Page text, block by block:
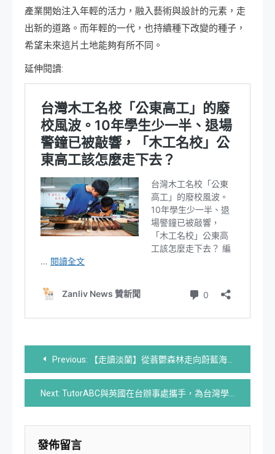
產業開始注入年輕的活力，融入藝術與設計的元素，走
出新的道路。而年輕的一代，也持續種下改變的種子，
希望未來這片土地能夠有所不同。
延伸閱讀:
文
章
導
覽
Previous: 【走讀淡蘭】從蓊鬱森林走向蔚藍海岸，用雙腳感受淡蘭百年山徑 -小狐狸Taiwan trails的淡蘭行程Fjällräven Taiwan
Next: TutorABC與英國在台辦事處攜手，為台灣學子打開赴英國攻讀碩士之門
發佈留言